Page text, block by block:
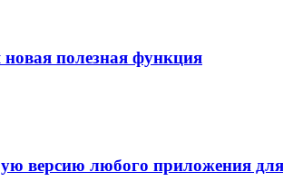
полезная функция
версию любого приложения